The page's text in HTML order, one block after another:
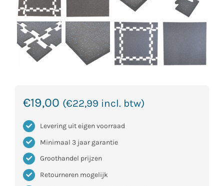
€19,00 (€22,99 incl. btw)
Levering uit eigen voorraad
Minimaal 3 jaar garantie
Groothandel prijzen
Retourneren mogelijk